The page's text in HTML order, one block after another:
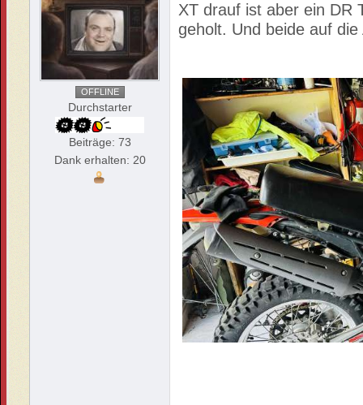
OFFLINE
Durchstarter
Beiträge: 73
Dank erhalten: 20
XT drauf ist aber ein DR
geholt. Und beide auf